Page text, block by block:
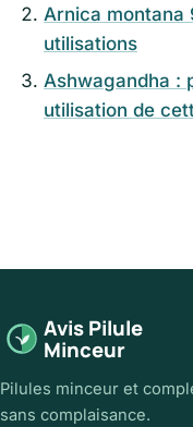
Arnica montana
utilisations
Ashwagandha :
utilisation de
Avis Pilule
Minceur
Pilules minceur et
sans complaisance.